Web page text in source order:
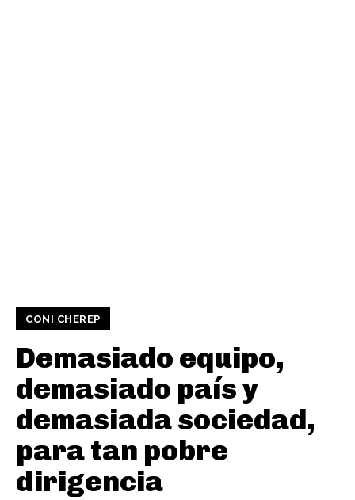
CONI CHEREP
Demasiado equipo,
demasiado país y
demasiada sociedad,
para tan pobre
dirigencia